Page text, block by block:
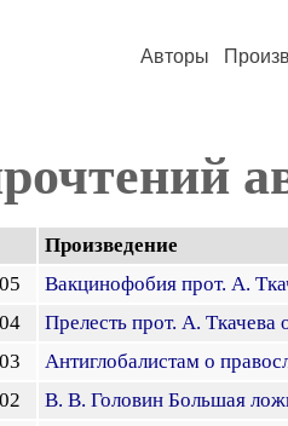
Авторы
Произведение
Вакцинофобия прот. А.
Прелесть прот. А. Ткачева
Антиглобалистам о
В. В. Головин Большая